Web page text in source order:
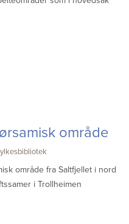
område
område fra Saltfjellet i nord
i Trollheimen